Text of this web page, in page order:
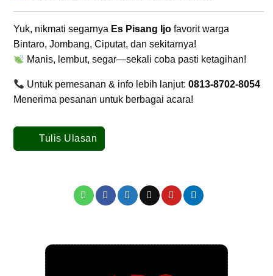
Yuk, nikmati segarnya Es Pisang Ijo favorit warga
Bintaro, Jombang, Ciputat, dan sekitarnya!
Manis, lembut, segar—sekali coba pasti ketagihan!
Untuk pemesanan & info lebih lanjut:0813-8702-8054
Menerima pesanan untuk berbagai acara!
Tulis Ulasan